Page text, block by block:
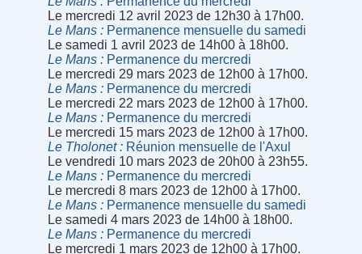
Le mercredi 12 avril 2023 de 12h30 à 17h00.
Le Mans
Permanence mensuelle du samedi
Le samedi 1 avril 2023 de 14h00 à 18h00.
Le Mans
Permanence du mercredi
Le mercredi 29 mars 2023 de 12h00 à 17h00.
Le Mans
Permanence du mercredi
Le mercredi 22 mars 2023 de 12h00 à 17h00.
Le Mans
Permanence du mercredi
Le mercredi 15 mars 2023 de 12h00 à 17h00.
Le Tholonet
Réunion mensuelle de l'Axul
Le vendredi 10 mars 2023 de 20h00 à 23h55.
Le Mans
Permanence du mercredi
Le mercredi 8 mars 2023 de 12h00 à 17h00.
Le Mans
Permanence mensuelle du samedi
Le samedi 4 mars 2023 de 14h00 à 18h00.
Le Mans
Permanence du mercredi
Le mercredi 1 mars 2023 de 12h00 à 17h00.